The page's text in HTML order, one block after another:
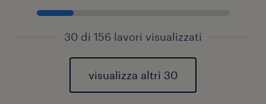
30 di 156 lavori visualizzati
visualizza altri 30